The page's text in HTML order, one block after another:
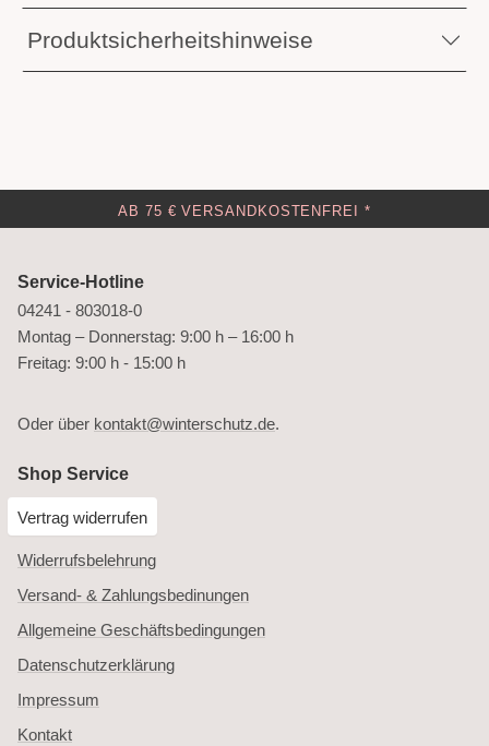
Produktsicherheitshinweise
AB 75 € VERSANDKOSTENFREI *
Service-Hotline
04241 - 803018-0
Montag – Donnerstag: 9:00 h – 16:00 h
Freitag: 9:00 h - 15:00 h
Oder über kontakt@winterschutz.de.
Shop Service
Vertrag widerrufen
Widerrufsbelehrung
Versand- & Zahlungsbedinungen
Allgemeine Geschäftsbedingungen
Datenschutzerklärung
Impressum
Kontakt